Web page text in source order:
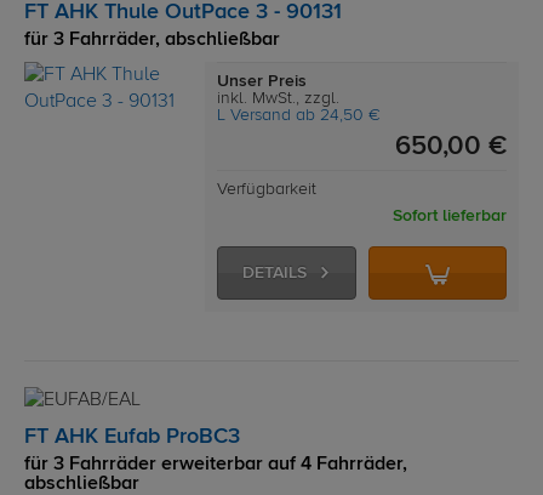
FT AHK Thule OutPace 3 - 90131
für 3 Fahrräder, abschließbar
Unser Preis
inkl. MwSt., zzgl.
L Versand ab 24,50 €
650,00 €
Verfügbarkeit
Sofort lieferbar
DETAILS
FT AHK Eufab ProBC3
für 3 Fahrräder erweiterbar auf 4 Fahrräder,
abschließbar